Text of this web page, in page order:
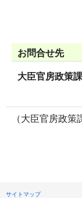
お問合せ先
大臣官房政策課
（大臣官房政策
サイトマップ